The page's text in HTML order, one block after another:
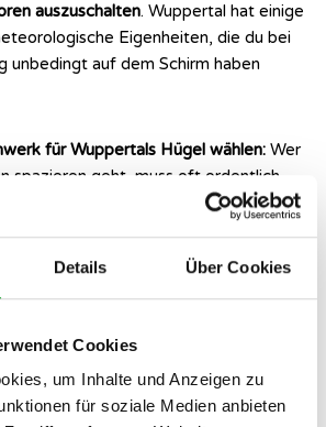
Details Über Cookies
Cookies
um Inhalte und Anzeigen zu
für soziale Medien anbieten
auszuschalten. Wuppertal hat einige
Eigenheiten, die du bei
unbedingt auf dem Schirm haben
für Wuppertals Hügel wählen: Wer
spazieren geht, muss oft ordentlich
Lass die unbequemen
durch Elberfeld oder Barmen
Luisenviertel oder auf der Hardt sind
oft gnadenlos überfüllt. Ruf ein paar
euch einen Tisch, um peinliches